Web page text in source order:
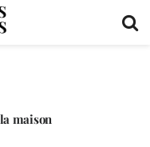
maison